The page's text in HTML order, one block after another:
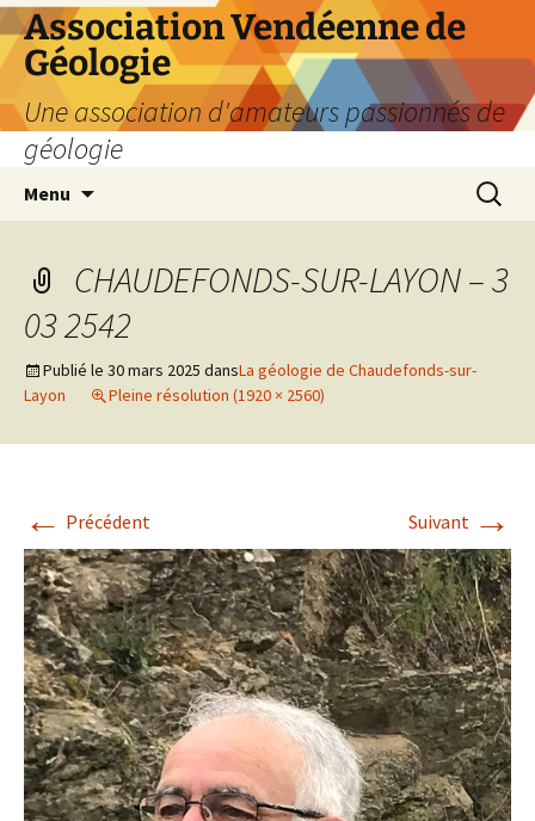
Aller
au
contenu
Association Vendéenne de
Géologie
Une association d'amateurs passionnés de
géologie
Menu
CHAUDEFONDS-SUR-LAYON – 3
03 2542
Publié le 30 mars 2025 dansLa géologie de Chaudefonds-sur-
Layon
Pleine résolution (1920 × 2560)
← Précédent Suivant →